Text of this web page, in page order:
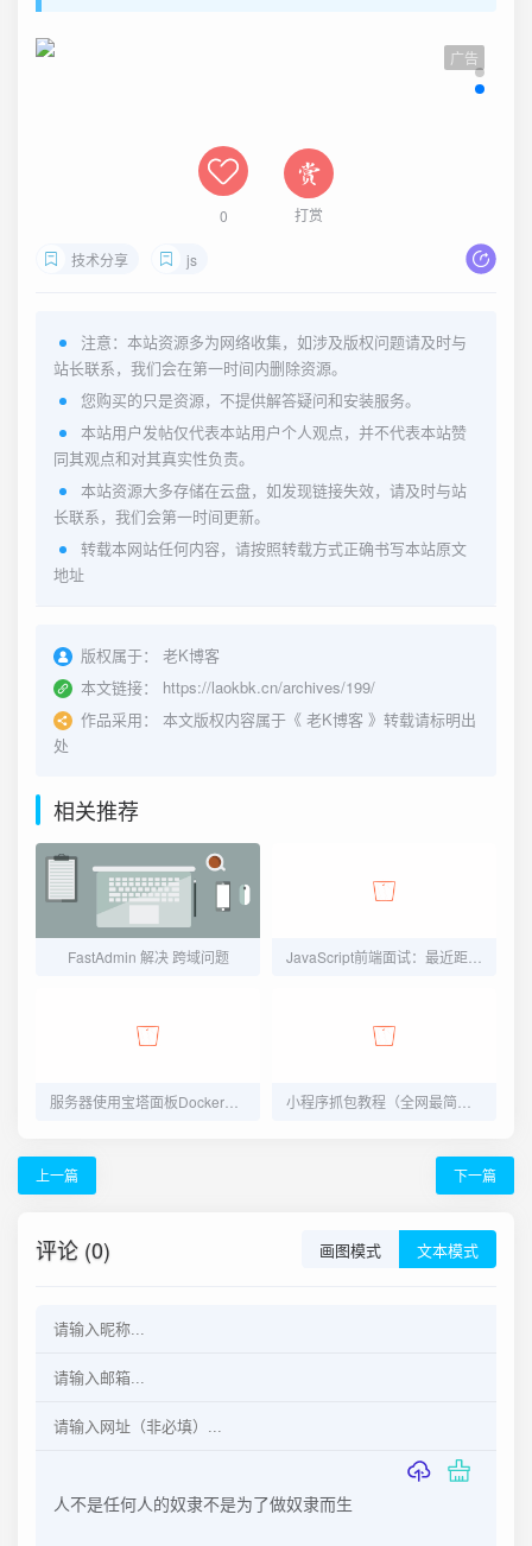
广告
0 打赏
技术分享 js
注意：本站资源多为网络收集，如涉及版权问题请及时与
站长联系，我们会在第一时间内删除资源。
您购买的只是资源，不提供解答疑问和安装服务。
本站用户发帖仅代表本站用户个人观点，并不代表本站赞
同其观点和对其真实性负责。
本站资源大多存储在云盘，如发现链接失效，请及时与站
长联系，我们会第一时间更新。
转载本网站任何内容，请按照转载方式正确书写本站原文
地址
版权属于：
老K博客
本文链接：
https://laokbk.cn/archives/199/
作品采用：
本文版权内容属于《 老K博客 》转载请标明出
处
相关推荐
FastAdmin 解决 跨域问题
上一篇 下一篇
评论 (0) 画图模式 文本模式